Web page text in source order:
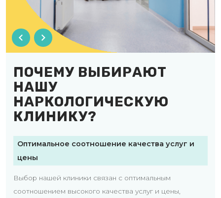
ПОЧЕМУ ВЫБИРАЮТ
НАШУ
НАРКОЛОГИЧЕСКУЮ
КЛИНИКУ?
Оптимальное соотношение качества услуг и
цены
Выбор нашей клиники связан с оптимальным
соотношением высокого качества услуг и цены,